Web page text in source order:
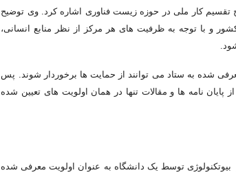
تقسیم کار ملی در حوزه زیست فناوری اشاره کرد. وی توضیح
و با توجه به ظرفیت های هر مرکز از نظر منابع انسانی،
های مشخص و معرفی شده به ستاد می توانند از حمایت ها برخوردار شوند. پس
نامه ها و مقالات تنها در همان اولویت های تعیین شده
توسط یک دانشگاه به عنوان اولویت معرفی شده